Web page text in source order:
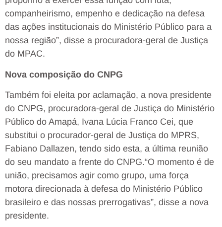
companheirismo, empenho e dedicação na defesa
das ações institucionais do Ministério Público para a
nossa região”, disse a procuradora-geral de Justiça
do MPAC.
Nova composição do CNPG
Também foi eleita por aclamação, a nova presidente
do CNPG, procuradora-geral de Justiça do Ministério
Público do Amapá, Ivana Lúcia Franco Cei, que
substitui o procurador-geral de Justiça do MPRS,
Fabiano Dallazen, tendo sido esta, a última reunião
do seu mandato a frente do CNPG.“O momento é de
união, precisamos agir como grupo, uma força
motora direcionada à defesa do Ministério Público
brasileiro e das nossas prerrogativas”, disse a nova
presidente.